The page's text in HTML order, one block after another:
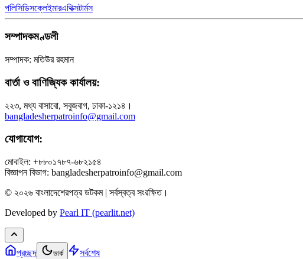
পলিসিডিসক্লেইমারএথিক্সটার্মস
সম্পাদকমণ্ডলী
সম্পাদক: মতিউর রহমান
বার্তা ও বাণিজ্যিক কার্যালয়:
২২৩, মধ্য বাসাবো, সবুজবাগ, ঢাকা-১২১৪।
bangladesherpatroinfo@gmail.com
যোগাযোগ:
মোবাইল: +৮৮০১৭৮৭-৬৮২১৫৪
বিজ্ঞাপন বিভাগ: bangladesherpatroinfo@gmail.com
© ২০২৬ বাংলাদেশেরপত্র ডটকম | সর্বস্বত্ব সংরক্ষিত।
Developed by Pearl IT (pearlit.net)
প্রচ্ছদ ডার্ক সর্বশেষ